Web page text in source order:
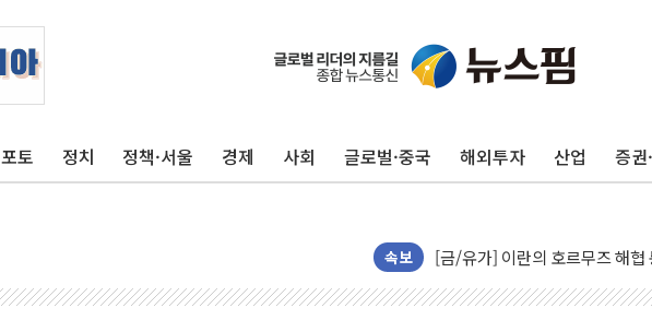
포토 정치 정책·서울 경제 사회 글로벌·중국 해외투자 산업 증권
속보
트럼프, '원정출산 시민권 차단'
트럼프 "이란전 조만간 끝날
"세금 부담 덜자"…비거주 1주
세금 부담 커진 고가 1주택자…
뉴욕증시, 유가·금리 부담에
이란, 오만과 호르무즈 해협 재